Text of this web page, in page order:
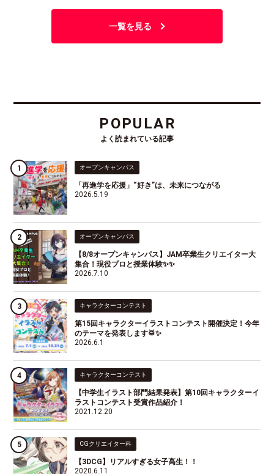
一覧を見る
POPULAR
よく読まれている記事
オープンキャンパス
「再進学を応援」“好き”は、未来につながる
2026.5.19
オープンキャンパス
【8/8オープンキャンパス】JAM卒業生クリエイター大
集合！現役プロと授業体験✨✨
2026.7.10
キャラクターコンテスト
第15回キャラクターイラストコンテスト開催決定！今年
のテーマを発表します🥁✨
2026.6.1
キャラクターコンテスト
【中学生イラスト部門結果発表】第10回キャラクターイ
ラストコンテスト受賞作品紹介！
2021.12.20
CGクリエイター科
【3DCG】リアルすぎる女子高生！！
2020.6.11